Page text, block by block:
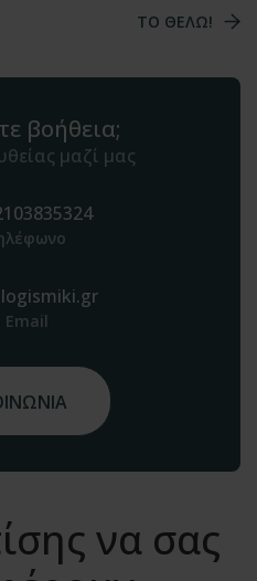
TO ΘΕΛΩ!
βοήθεια;
μαζί μας
Email
να σας